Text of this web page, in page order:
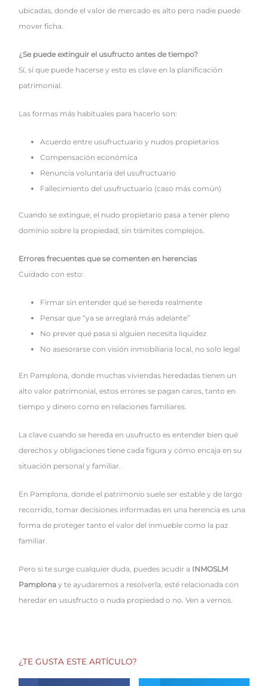
ubicadas, donde el valor de mercado es alto pero nadie puede
mover ficha.
¿Se puede extinguir el usufructo antes de tiempo?
Sí, sí que puede hacerse y esto es clave en la planificación
patrimonial.
Las formas más habituales para hacerlo son:
Acuerdo entre usufructuario y nudos propietarios
Compensación económica
Renuncia voluntaria del usufructuario
Fallecimiento del usufructuario (caso más común)
Cuando se extingue, el nudo propietario pasa a tener pleno
dominio sobre la propiedad, sin trámites complejos.
Errores frecuentes que se comenten en herencias
Cuidado con esto:
Firmar sin entender qué se hereda realmente
Pensar que “ya se arreglará más adelante”
No prever qué pasa si alguien necesita liquidez
No asesorarse con visión inmobiliaria local, no solo legal
En Pamplona, donde muchas viviendas heredadas tienen un
alto valor patrimonial, estos errores se pagan caros, tanto en
tiempo y dinero como en relaciones familiares.
La clave cuando se hereda en usufructo es entender bien qué
derechos y obligaciones tiene cada figura y cómo encaja en su
situación personal y familiar.
En Pamplona, donde el patrimonio suele ser estable y de largo
recorrido, tomar decisiones informadas en una herencia es una
forma de proteger tanto el valor del inmueble como la paz
familiar.
Pero si te surge cualquier duda, puedes acudir a INMOSLM
Pamplona y te ayudaremos a resolverla, esté relacionada con
heredar en ususfructo o nuda propiedad o no. Ven a vernos.
¿TE GUSTA ESTE ARTÍCULO?